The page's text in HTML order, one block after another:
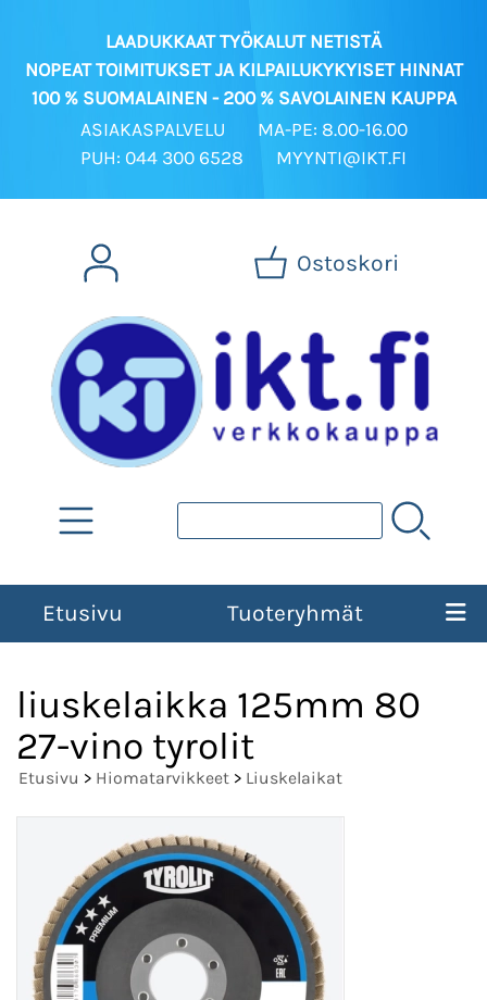
LAADUKKAAT TYÖKALUT NETISTÄ
NOPEAT TOIMITUKSET JA KILPAILUKYKYISET HINNAT
100 % SUOMALAINEN - 200 % SAVOLAINEN KAUPPA
ASIAKASPALVELU
MA-PE: 8.00-16.00
PUH: 044 300 6528
MYYNTI@IKT.FI
Ostoskori
Etusivu Tuoteryhmät
liuskelaikka 125mm 80
27-vino tyrolit
Etusivu > Hiomatarvikkeet > Liuskelaikat